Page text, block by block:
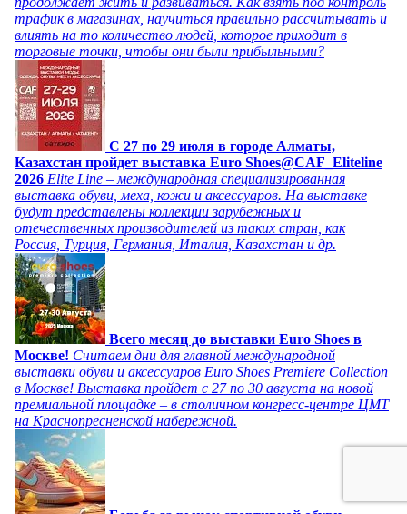
трафик в магазинах, научиться правильно рассчитывать и
влиять на то количество людей, которое приходит в
торговые точки, чтобы они были прибыльными?
C 27 по 29 июля в городе Алматы,
Казахстан пройдет выставка Euro Shoes@CAF_Eliteline
2026 Elite Line – международная специализированная
выставка обуви, меха, кожи и аксессуаров. На выставке
будут представлены коллекции зарубежных и
отечественных производителей из таких стран, как
Россия, Турция, Германия, Италия, Казахстан и др.
Всего месяц до выставки Euro Shoes в
Москве! Считаем дни для главной международной
выставки обуви и аксессуаров Euro Shoes Premiere Collection
в Москве! Выставка пройдет с 27 по 30 августа на новой
премиальной площадке – в столичном конгресс-центре ЦМТ
на Краснопресненской набережной.